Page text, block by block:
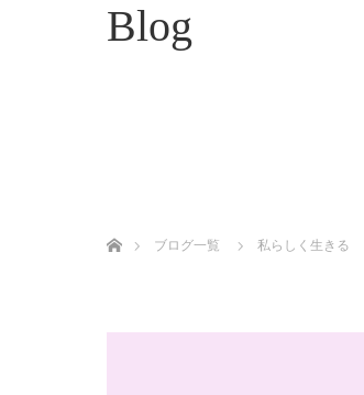
Blog
ブログ一覧
私らしく生きる